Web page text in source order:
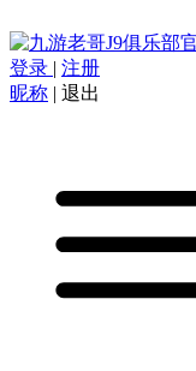
登录 | 注册
昵称 | 退出